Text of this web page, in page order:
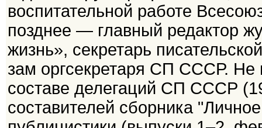
воспитательной работе
позднее — главный редактор
жизнь», секретарь
зам оргсекретаря СП СССР. Не
составе делегаций СП СССР
составителей сборника